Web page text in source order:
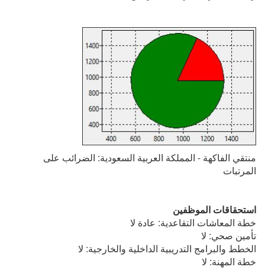
منتقي الفاكهة - المملكة العربية السعودية: الضرائب على
المرتبات
استحقاقات الموظفين
خطة المعاشات التقاعدية: عادة لا
تأمين صحي: لا
الخطط والبرامج التدريبية الداخلية والخارجية: لا
خطة المهنة: لا